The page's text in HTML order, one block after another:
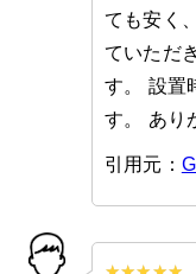
ても安く
ていただ
す。 設置
す。 あり
引用元：